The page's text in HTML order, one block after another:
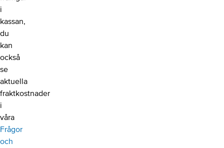
i
kassan,
du
kan
också
se
aktuella
fraktkostnader
i
våra
Frågor
och